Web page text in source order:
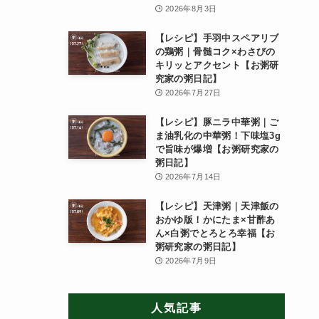
2026年8月3日
【レシピ】手羽中スペアリブ
の鶏粥｜骨髄コク×わさびの
キリッとアクセント【お粥研
究家の粥日記】
2026年7月27日
【レシピ】豚ニラ中華粥｜ご
ま油乳化の中華粥！下味塩3g
で旨味が爆増【お粥研究家の
粥日記】
2026年7月14日
【レシピ】天津粥｜天津飯の
おかゆ版！かにたま×甘酢あ
ん×白粥でとろとろ幸福【お
粥研究家の粥日記】
2026年7月9日
人気記事